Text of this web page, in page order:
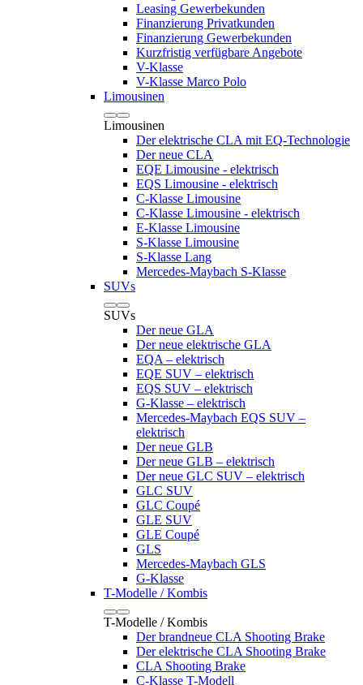
Leasing Gewerbekunden
Finanzierung Privatkunden
Finanzierung Gewerbekunden
Kurzfristig verfügbare Angebote
V-Klasse
V-Klasse Marco Polo
Limousinen
Limousinen
Der elektrische CLA mit EQ-Technologie
Der neue CLA
EQE Limousine - elektrisch
EQS Limousine - elektrisch
C-Klasse Limousine
C-Klasse Limousine - elektrisch
E-Klasse Limousine
S-Klasse Limousine
S-Klasse Lang
Mercedes-Maybach S-Klasse
SUVs
SUVs
Der neue GLA
Der neue elektrische GLA
EQA – elektrisch
EQE SUV – elektrisch
EQS SUV – elektrisch
G-Klasse – elektrisch
Mercedes-Maybach EQS SUV –
elektrisch
Der neue GLB
Der neue GLB – elektrisch
Der neue GLC SUV – elektrisch
GLC SUV
GLC Coupé
GLE SUV
GLE Coupé
GLS
Mercedes-Maybach GLS
G-Klasse
T-Modelle / Kombis
T-Modelle / Kombis
Der brandneue CLA Shooting Brake
Der elektrische CLA Shooting Brake
CLA Shooting Brake
C-Klasse T-Modell